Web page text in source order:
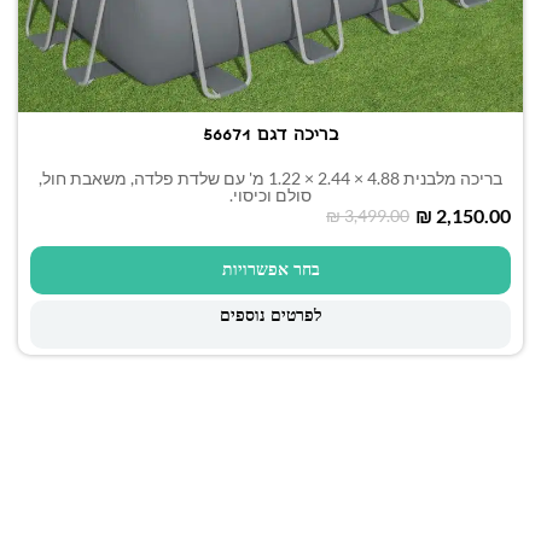
בריכה דגם 56671
בריכה מלבנית 4.88 × 2.44 × 1.22 מ' עם שלדת פלדה, משאבת חול,
סולם וכיסוי.
₪3,499.00 ₪ 2,150.00
בחר אפשרויות
לפרטים נוספים